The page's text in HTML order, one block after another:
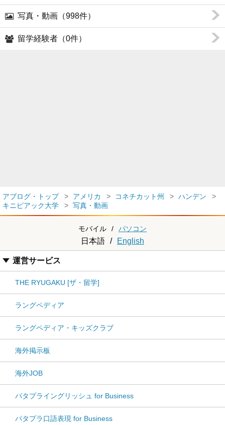
写真・動画（998件）
留学経験者（0件）
アブログ・トップ アメリカ コネチカット州
ハンデン
キニピアック大学
写真・動画
モバイル / パソコン
日本語 / English
運営サービス
THE RYUGAKU [ザ・留学]
ラングペディア
ラングペディア・キッズクラブ
海外掲示板
海外JOB
パタプライングリッシュ for Business
パタプラ口語表現 for Business